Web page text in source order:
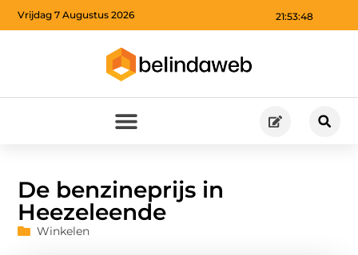
21:53:50
Vrijdag 7 Augustus 2026
De benzineprijs in
Heezeleende
Winkelen